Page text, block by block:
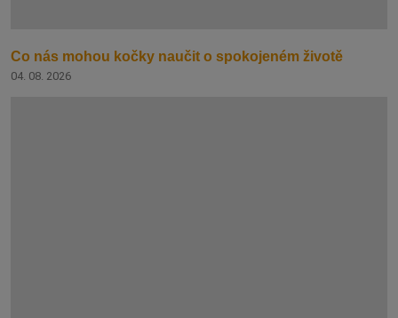
Co nás mohou kočky naučit o spokojeném životě
04. 08. 2026